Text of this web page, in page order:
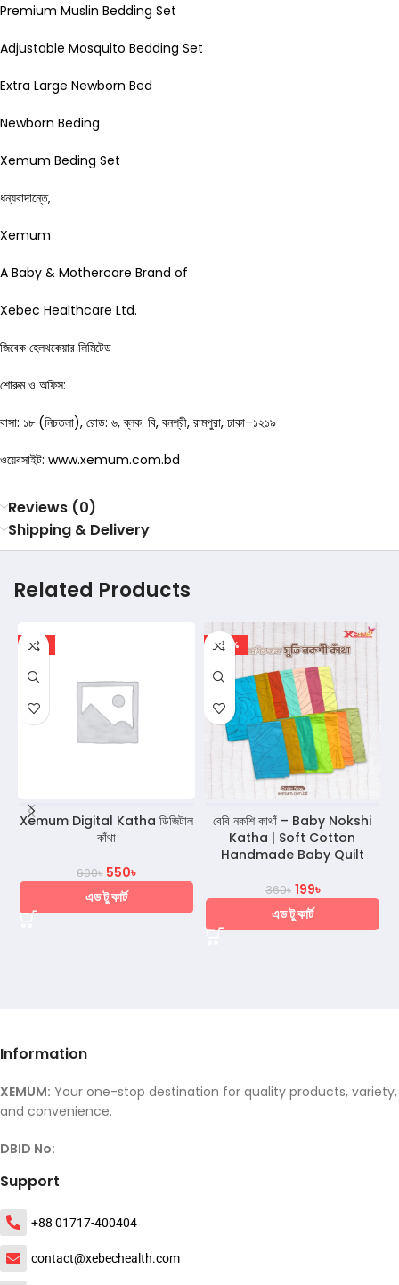
Premium Muslin Bedding Set
Adjustable Mosquito Bedding Set
Extra Large Newborn Bed
Newborn Beding
Xemum Beding Set
ধন্যবাদান্তে,
Xemum
A Baby & Mothercare Brand of
Xebec Healthcare Ltd.
জিবেক হেলথকেয়ার লিমিটেড
শোরুম ও অফিস:
বাসা: ১৮ (নিচতলা), রোড: ৬, ব্লক: বি, বনশ্রী, রামপুরা, ঢাকা–১২১৯
ওয়েবসাইট: www.xemum.com.bd
Reviews (0)
Shipping & Delivery
Related Products
-8%
Xemum Digital Katha ডিজিটাল
কাঁথা
600৳ 550৳
এড টু কার্ট
-45%
বেবি নকশি কাথাঁ – Baby Nokshi
Katha | Soft Cotton
Handmade Baby Quilt
360৳ 199৳
এড টু কার্ট
Information
XEMUM: Your one-stop destination for quality products, variety,
and convenience.
DBID No:
Support
+88 01717-400404
contact@xebechealth.com